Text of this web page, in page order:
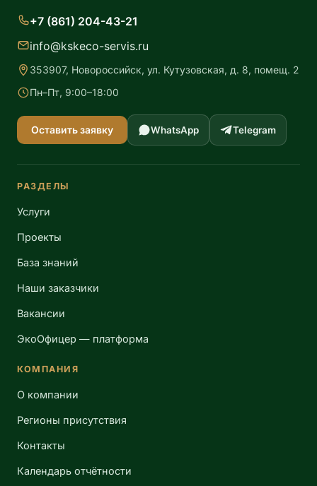
+7 (861) 204-43-21
info@kskeco-servis.ru
353907, Новороссийск, ул. Кутузовская, д. 8, помещ. 2
Пн–Пт, 9:00–18:00
Оставить заявку WhatsApp Telegram
РАЗДЕЛЫ
Услуги
Проекты
База знаний
Наши заказчики
Вакансии
ЭкоОфицер — платформа
КОМПАНИЯ
О компании
Регионы присутствия
Контакты
Календарь отчётности